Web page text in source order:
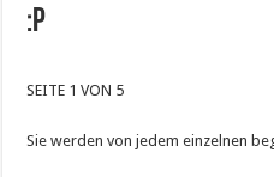
:P
SEITE 1 VON 5
Sie werden von jedem einzelnen